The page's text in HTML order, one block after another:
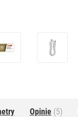
Opinie (5)